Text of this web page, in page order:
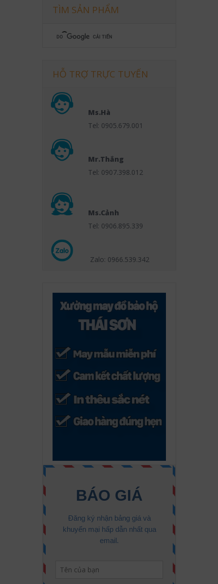
TÌM SẢN PHẨM
HỖ TRỢ TRỰC TUYẾN
Ms.Hà
Tel: 0905.679.001
Mr.Thắng
Tel: 0907.398.012
Ms.Cảnh
Tel: 0906.895.339
Zalo: 0966.539.342